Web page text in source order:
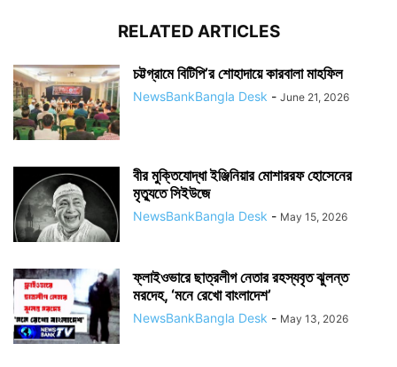
RELATED ARTICLES
চট্টগ্রামে বিটিপি’র শোহাদায়ে কারবালা মাহফিল
NewsBankBangla Desk - June 21, 2026
বীর মুক্তিযোদ্ধা ইঞ্জিনিয়ার মোশাররফ হোসেনের
মৃত্যুতে সিইউজে
NewsBankBangla Desk - May 15, 2026
ফ্লাইওভারে ছাত্রলীগ নেতার রহস্যবৃত ঝুলন্ত
মরদেহ, ‘মনে রেখো বাংলাদেশ’
NewsBankBangla Desk - May 13, 2026